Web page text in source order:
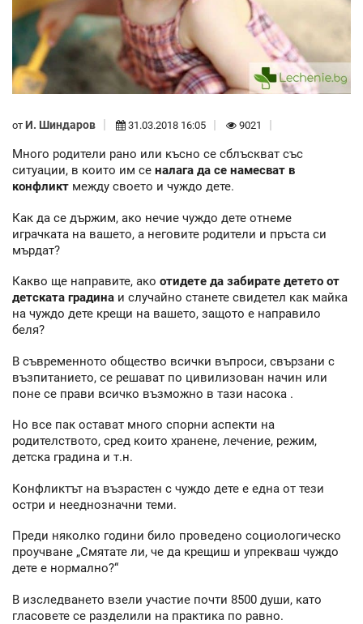
от И. Шиндаров 31.03.2018 16:05 9021
Много родители рано или късно се сблъскват със
ситуации, в които им се налага да се намесват в
конфликт между своето и чуждо дете.
Как да се държим, ако нечие чуждо дете отнеме
играчката на вашето, а неговите родители и пръста си
мърдат?
Какво ще направите, ако отидете да забирате детето от
детската градина и случайно станете свидетел как майка
на чуждо дете крещи на вашето, защото е направило
беля?
В съвременното общество всички въпроси, свързани с
възпитанието, се решават по цивилизован начин или
поне се прави всичко възможно в тази насока .
Но все пак остават много спорни аспекти на
родителството, сред които хранене, лечение, режим,
детска градина и т.н.
Конфликтът на възрастен с чуждо дете е една от тези
остри и нееднозначни теми.
Преди няколко години било проведено социологическо
проучване „Смятате ли, че да крещиш и упрекваш чуждо
дете е нормално?“
В изследването взели участие почти 8500 души, като
гласовете се разделили на практика по равно.